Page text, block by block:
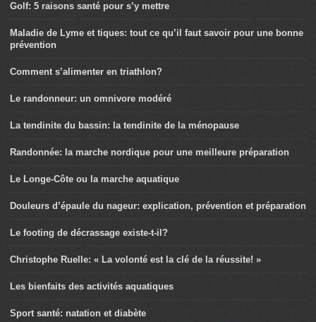
Golf: 5 raisons santé pour s’y mettre
Maladie de Lyme et tiques: tout ce qu’il faut savoir pour une bonne
prévention
Comment s’alimenter en triathlon?
Le randonneur: un omnivore modéré
La tendinite du bassin: la tendinite de la ménopause
Randonnée: la marche nordique pour une meilleure préparation
Le Longe-Côte ou la marche aquatique
Douleurs d’épaule du nageur: explication, prévention et préparation
Le footing de décrassage existe-t-il?
Christophe Ruelle: « La volonté est la clé de la réussite! »
Les bienfaits des activités aquatiques
Sport santé: natation et diabète